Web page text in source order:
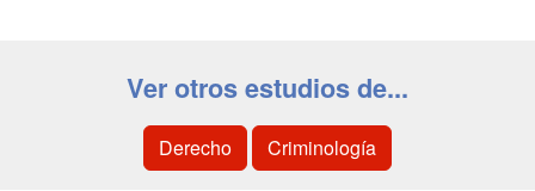
Ver otros estudios de...
Derecho Criminología